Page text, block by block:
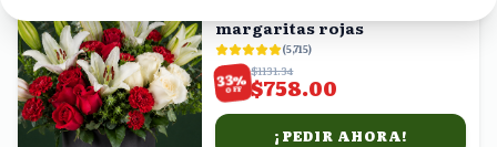
margaritas rojas
(5,715)
33%
OFF
$1131.34
$758.00
¡PEDIR AHORA!